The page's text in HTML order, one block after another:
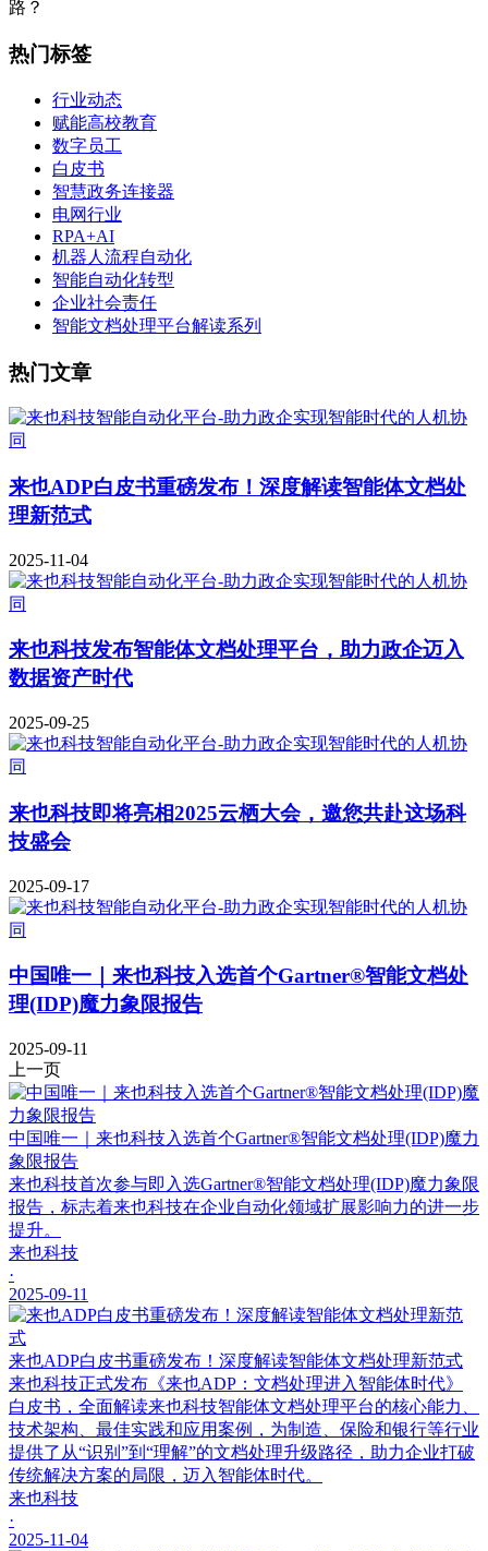
路？
热门标签
行业动态
赋能高校教育
数字员工
白皮书
智慧政务连接器
电网行业
RPA+AI
机器人流程自动化
智能自动化转型
企业社会责任
智能文档处理平台解读系列
热门文章
来也ADP白皮书重磅发布！深度解读智能体文档处
理新范式
2025-11-04
来也科技发布智能体文档处理平台，助力政企迈入
数据资产时代
2025-09-25
来也科技即将亮相2025云栖大会，邀您共赴这场科
技盛会
2025-09-17
中国唯一｜来也科技入选首个Gartner®智能文档处
理(IDP)魔力象限报告
2025-09-11
上一页
中国唯一｜来也科技入选首个Gartner®智能文档处理(IDP)魔力
象限报告
来也科技首次参与即入选Gartner®智能文档处理(IDP)魔力象限
报告，标志着来也科技在企业自动化领域扩展影响力的进一步
提升。
来也科技
·
2025-09-11
来也ADP白皮书重磅发布！深度解读智能体文档处理新范式
来也科技正式发布《来也ADP：文档处理进入智能体时代》
白皮书，全面解读来也科技智能体文档处理平台的核心能力、
技术架构、最佳实践和应用案例，为制造、保险和银行等行业
提供了从“识别”到“理解”的文档处理升级路径，助力企业打破
传统解决方案的局限，迈入智能体时代。
来也科技
·
2025-11-04